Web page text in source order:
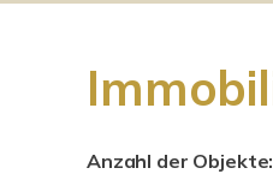
Anzahl der Objekte: